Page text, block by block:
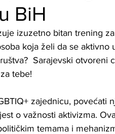
BiH
izuzetno bitan trening
koja želi da se
Sarajevski otvoreni
tebe!
zajednicu, povećati
o važnosti aktivizma.
temama i